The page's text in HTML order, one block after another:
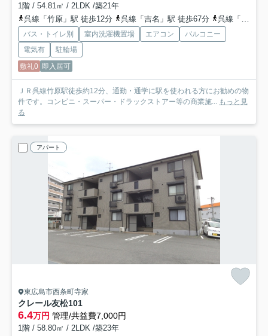
1階 / 54.81㎡ / 2LDK /築21年
呉線「竹原」駅 徒歩12分
呉線「吉名」駅 徒歩67分 呉線「大乗」駅 車14分 5.8km
バス・トイレ別 室内洗濯機置場 エアコン
バルコニー
電気有
駐輪場
敷礼0 即入居可
ＪＲ呉線竹原駅徒歩約12分、通勤・通学に駅を使われる方にお勧めの物
件です。コンビニ・スーパー・ドラックストアー等の商業施... もっと見
る
アパート
東広島市西条町寺家
クレール友松101
6.4万円 管理/共益費7,000円
1階 / 58.80㎡ / 2LDK /築23年